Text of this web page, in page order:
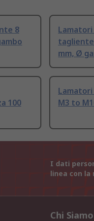
8
Lamatori
tagliente
mm, Ø
100
M3 to
I dati
linea con la
Chi Siamo